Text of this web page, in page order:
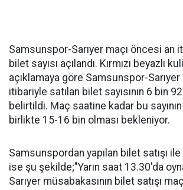
Samsunspor-Sarıyer maçı öncesi an
bilet sayısı açılandı. Kırmızı beyazlı
açıklamaya göre Samsunspor-Sarıyer
itibariyle satılan bilet sayısının 6 bin
belirtildi. Maç saatine kadar bu
birlikte 15-16 bin olması bekleniyor.
Samsunspordan yapılan bilet satışı
ise şu şekilde;"Yarın saat 13.30'da
Sarıyer müsabakasının bilet satışı